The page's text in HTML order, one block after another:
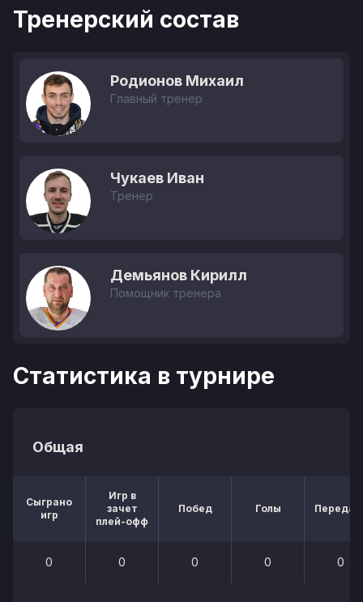
Тренерский состав
Родионов Михаил
Главный тренер
Чукаев Иван
Тренер
Демьянов Кирилл
Помощник тренера
Статистика в турнире
Общая
Сыграно
игр
Игр в
зачет
плей-офф
Побед Голы
0 0 0 0 0